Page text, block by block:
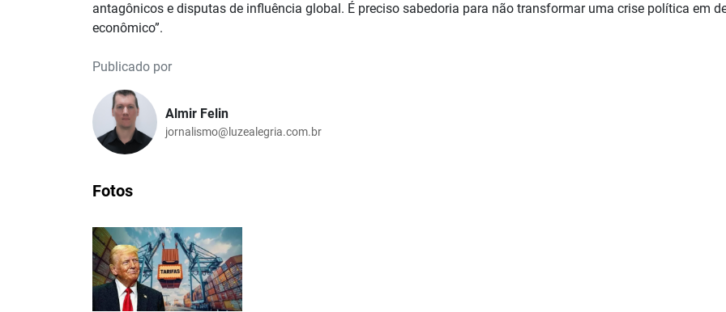
antagônicos e disputas de influência global. É preciso sabedoria para não transformar uma crise política em
econômico”.
Publicado por
Almir Felin
jornalismo@luzealegria.com.br
Fotos